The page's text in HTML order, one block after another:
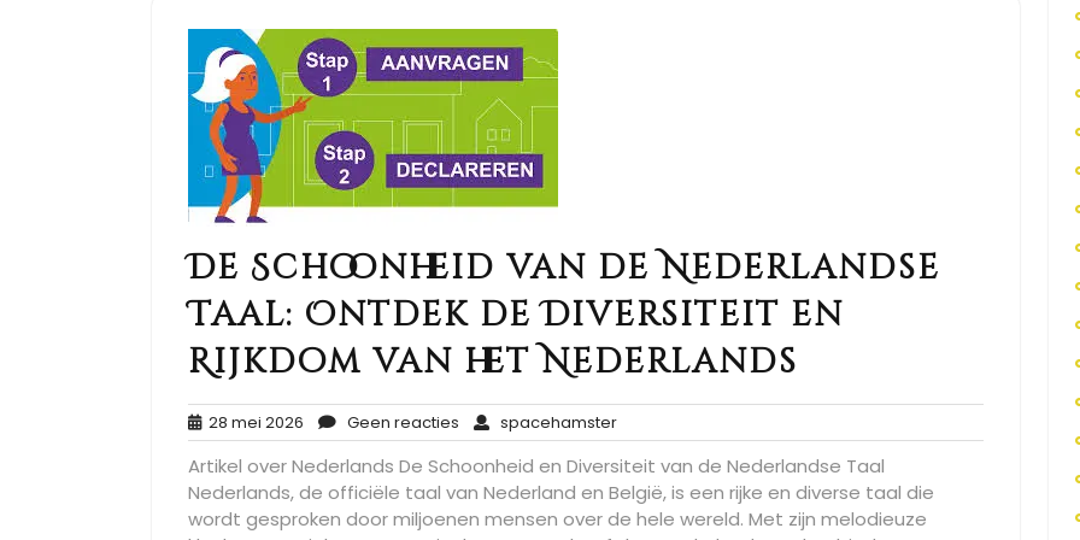
De Schoonheid van de Nederlandse
Taal: Ontdek de Diversiteit en
Rijkdom van het Nederlands
28 mei 2026 28
mei
2026
Geen reacties Geen
reacties
spacehamsterspacehamster
Artikel over Nederlands De Schoonheid en Diversiteit van de Nederlandse Taal
Nederlands, de officiële taal van Nederland en België, is een rijke en diverse taal die
wordt gesproken door miljoenen mensen over de hele wereld. Met zijn melodieuze